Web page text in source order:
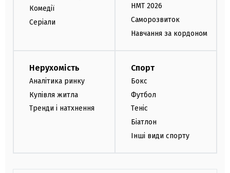
Комедії
Серіали
НМТ 2026
Саморозвиток
Навчання за кордоном
Нерухомість
Аналітика ринку
Купівля житла
Тренди і натхнення
Спорт
Бокс
Футбол
Теніс
Біатлон
Інші види спорту